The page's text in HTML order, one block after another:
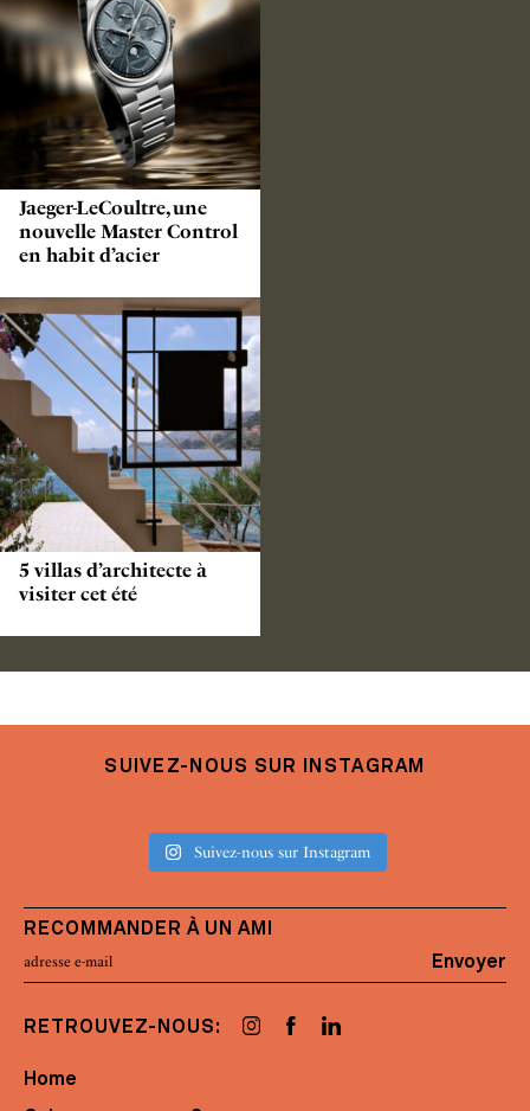
Jaeger-LeCoultre, une
nouvelle Master Control
en habit d’acier
5 villas d’architecte à
visiter cet été
SUIVEZ-NOUS SUR INSTAGRAM
Suivez-nous sur Instagram
RECOMMANDER À UN AMI
Envoyer
RETROUVEZ-NOUS:
Home